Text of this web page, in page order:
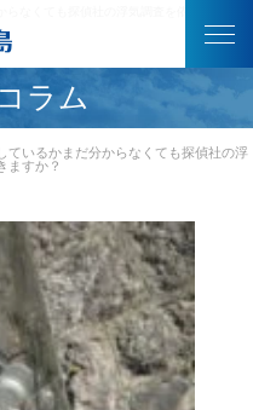
ラム
ているかまだ分からなくても探偵社の浮
ますか？